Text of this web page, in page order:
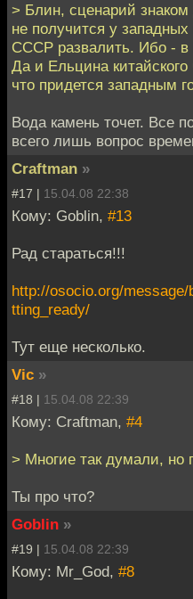
> Блин, сценарий
не получится у
СССР развалить. Ибо - в
Да и Ельцина китайского
что придется западным
Вода камень точет. Все
всего лишь вопрос
Craftman »
#17 | 15.04.08 22:38
Кому: Goblin, #13
Рад стараться!!!
http://osocio.org/
tting_ready/
Тут еще несколько.
Vic »
#18 | 15.04.08 22:39
Кому: Craftman, #4
> Многие так думали, но
Ты про что?
Goblin »
#19 | 15.04.08 22:39
Кому: Mr_God, #8